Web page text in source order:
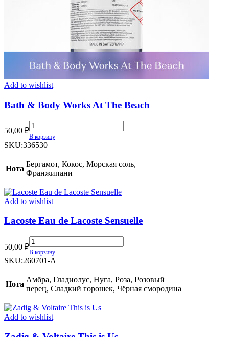
Add to wishlist
Bath & Body Works At The Beach
50,00 ₽
Bath
&
Body
At
The
Beach
quantity
В корзину
SKU:336530
Нота
Бергамот, Кокос, Морская соль,
Франжипани
Add to wishlist
Lacoste Eau de Lacoste Sensuelle
50,00 ₽
Lacoste
Eau
de
Sensuelle
quantity
В корзину
SKU:260701-A
Нота
Амбра, Гладиолус, Нуга, Роза, Розовый
перец, Сладкий горошек, Чёрная смородина
Add to wishlist